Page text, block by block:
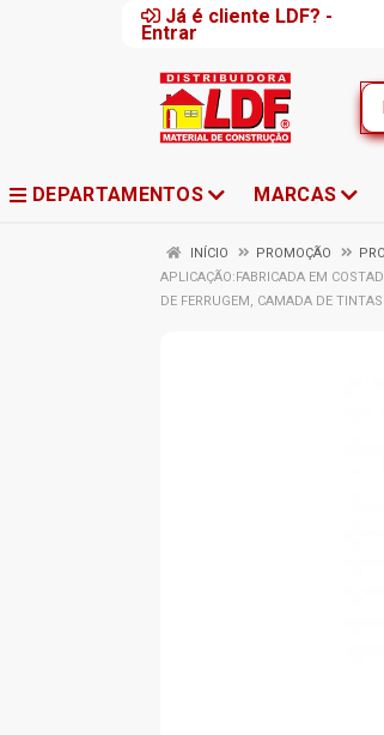
Já é cliente LDF? -
Entrar
DEPARTAMENTOS MARCAS
INÍCIO PROMOÇÃO
APLICAÇÃO:FABRICADA EM
DE FERRUGEM, CAMADA DE